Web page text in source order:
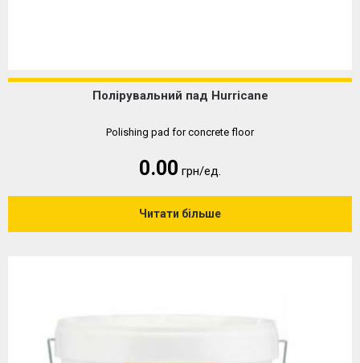
Полірувальний пад Hurricane
Polishing pad for concrete floor
0.00 грн/ед.
Читати більше